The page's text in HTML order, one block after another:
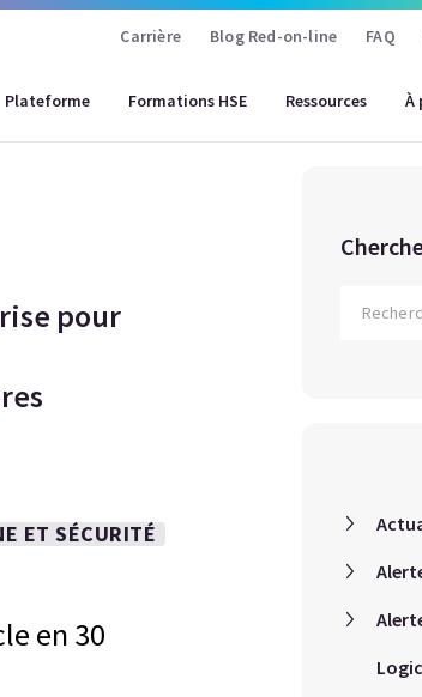
Carrière Blog Red-on-line FAQ
Plateforme Formations HSE Ressources À
pour
ET SÉCURITÉ
en 30